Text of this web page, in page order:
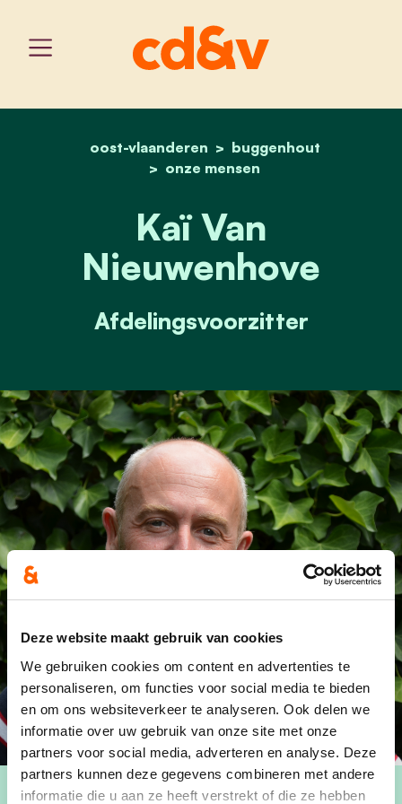
Deze website maakt gebruik van cookies
We gebruiken cookies om content en advertenties te
personaliseren, om functies voor social media te bieden
en om ons websiteverkeer te analyseren. Ook delen we
informatie over uw gebruik van onze site met onze
partners voor social media, adverteren en analyse. Deze
partners kunnen deze gegevens combineren met andere
informatie die u aan ze heeft verstrekt of die ze hebben
home
oost-vlaanderen
buggenhout
onze mensen
kaï van nieuwenhove
Kaï Van
Nieuwenhove
Afdelingsvoorzitter